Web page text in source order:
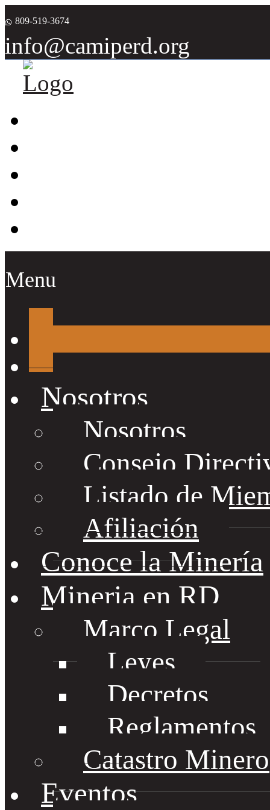
809-519-3674
info@camiperd.org
Menu
Nosotros
Nosotros
Consejo
Listado de
Afiliación
Conoce la Minería
Mineria en RD
Marco Legal
Leyes
Decretos
Reglamentos
Catastro Minero
Eventos